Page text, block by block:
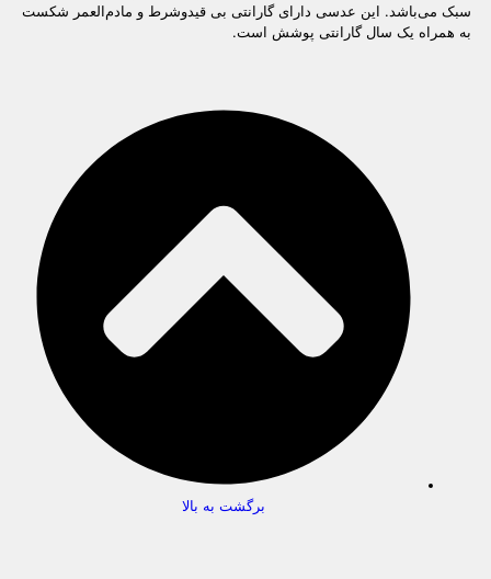
سبک می‌باشد. این عدسی دارای گارانتی بی‌ قید‌و‌شرط و مادم‌العمر شکست
به همراه یک سال گارانتی پوشش است.
برگشت به بالا